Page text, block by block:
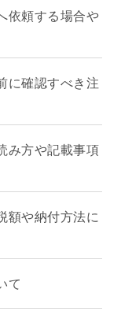
依頼する場合や
に確認すべき注
み方や記載事項
額や納付方法に
て